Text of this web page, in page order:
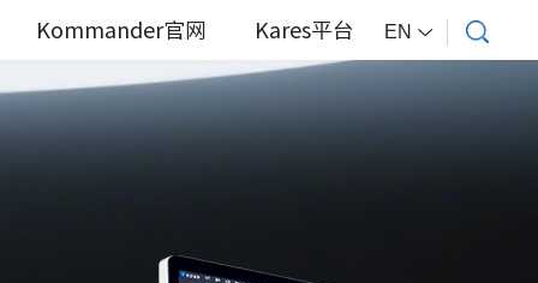
EN
Kommander官网 Kares平台